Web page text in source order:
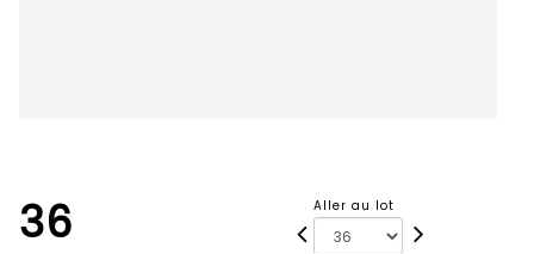
36 Aller au lot